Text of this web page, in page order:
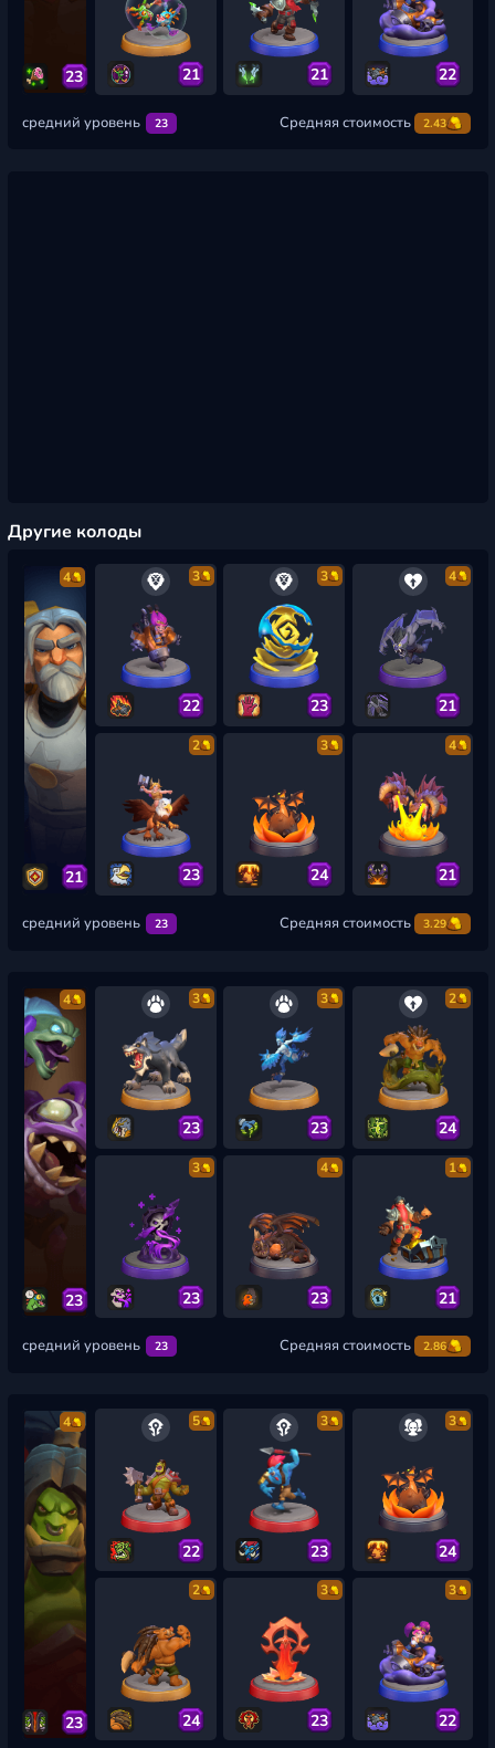
23 21 21 22
средний уровень 23 Средняя стоимость 2.43
Другие колоды
4
21
3
22
3
23
4
21
2
23
3
24
4
21
средний уровень 23 Средняя стоимость 3.29
4
23
3
23
3
23
2
24
3
23
4
23
1
21
средний уровень 23 Средняя стоимость 2.86
4
23
5
22
3
23
3
24
2
24
3
23
3
22